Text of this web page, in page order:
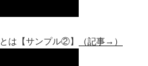
は【サンプル②】 （記事→）